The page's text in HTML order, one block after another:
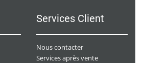
Services Client
Nous contacter
Services après vente